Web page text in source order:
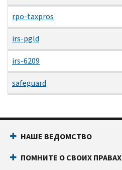
rpo-taxpros
irs-pgld
irs-6209
safeguard
НАШЕ ВЕДОМСТВО
ПОМНИТЕ О СВОИХ ПРАВАХ